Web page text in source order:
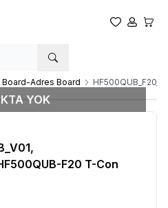
Favorilerim
Hesabım
Board-Adres Board
YOK
F20 T-Con